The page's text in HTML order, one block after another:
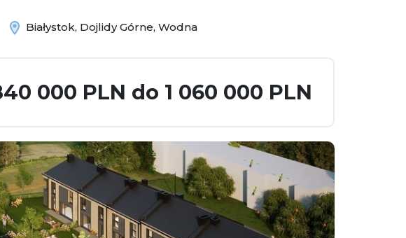
Białystok, Dojlidy Górne, Wodna
000 PLN do 1 060 000 PLN